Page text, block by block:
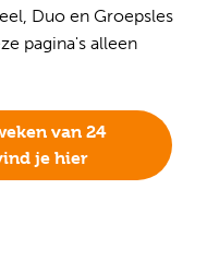
Duo en Groepsles
pagina's alleen
van 24
je hier